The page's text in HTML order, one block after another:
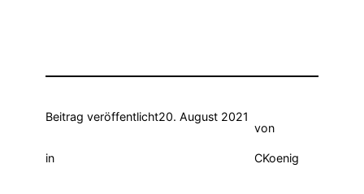
Beitrag veröffentlicht20. August 2021
in
von
CKoenig